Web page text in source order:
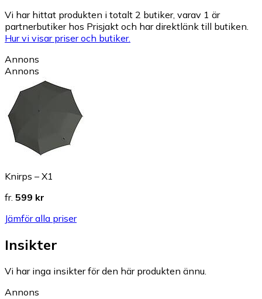
Vi har hittat produkten i totalt 2 butiker, varav 1 är
partnerbutiker hos Prisjakt och har direktlänk till butiken.
Hur vi visar priser och butiker.
Annons
Annons
Knirps – X1
fr. 599 kr
Jämför alla priser
Insikter
Vi har inga insikter för den här produkten ännu.
Annons